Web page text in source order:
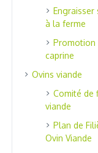
Engraisser
à la ferme
Promotion
caprine
Ovins viande
Comité de
viande
Plan de
Ovin Viande